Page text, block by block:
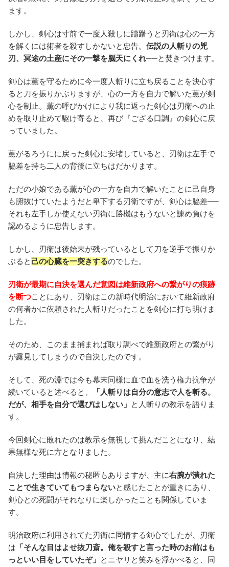
ます。
しかし、剣心は寸前で一度人殺しに躊躇うと刃衛は心の一方
を解くには術者を殺すしかないと忠告。 伝説の人斬りの兇
刃、冥途の土産にその一撃を脳天にくれ──と焚きつけます。
剣心は薫を守るために今一度人斬りに立ち戻ることを決心す
ると刀を振りかぶりますが、心の一方を自力で解いた薫が剣
心を制止。薫の呼びかけにより我に返った剣心は刃衛への止
めを取り止めて駆け寄ると、再び『ござる口調』の剣心に戻
っていました。
薫がるろうにに戻った剣心に安堵していると、刃衛は左手で
脇差を持ち二人の背後に立ちはだかります。
ただの小娘である薫が心の一方を自力で解いたことに己自身
も腑抜けていたようだと卑下する刃衛ですが、剣心は脇差──
それも左手しか使えない刃衛に勝機はもうないと諫め負けを
認めるように忠告します。
しかし、刃衛は後始末が残っているとして刀を逆手で振りか
ぶると己の心臓を一突きするのでした。
刃衛が最期に自決を選んだ意図は維新政府への繋がりの痕跡
を断つことにあり、刃衛はこの新時代明治において維新政府
の何者かに依頼された人斬りだったことを剣心に打ち明けま
した。
そのため、このまま捕まれば取り調べで維新政府との繋がり
が露見してしまうので自決したのです。
そして、死の淵では今も幕末同様に血で血を洗う権力抗争が
続いていると述べると、
「人斬りは自分の意志で人を斬る。
だが、相手を自分で選びはしない」 と人斬りの教示を語りま
す。
今回剣心に敗れたのは教示を無視して挑んだことになり、結
果無様な死に方となりました。
自決した理由は情報の秘匿もありますが、主に右腕が潰れた
ことで生きていてもつまらないと感じたことが重きにあり、
剣心との死闘がそれなりに楽しかったことも関係していま
す。
明治政府に利用されてた刃衛に同情する剣心でしたが、刃衛
は 「そんな目はよせ抜刀斎。俺を殺すと言った時のお前はも
っといい目をしていたぞ」 とニヤリと笑みを浮かべると、同